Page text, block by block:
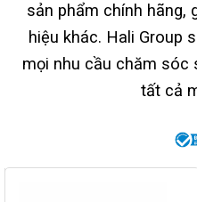
sản phẩm chính hãng,
hiệu khác. Hali Group
mọi nhu cầu chăm sóc
tất cả